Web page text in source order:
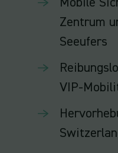
Mobile
Zentrum
Seeufers
VIP-